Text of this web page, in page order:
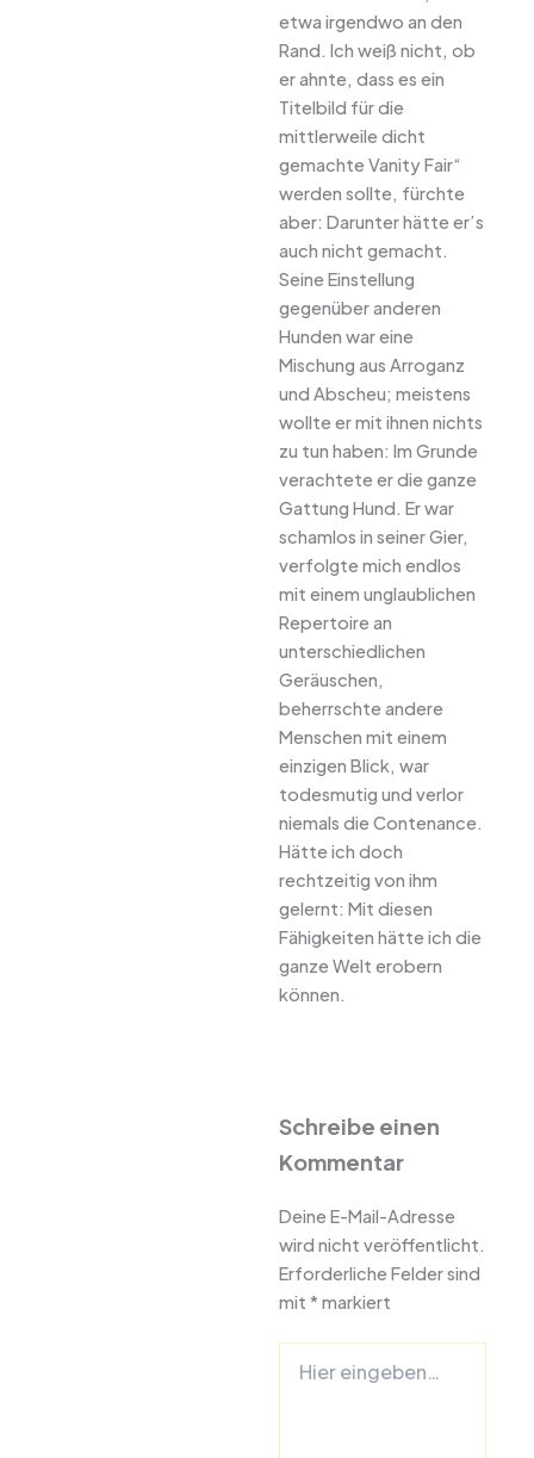
etwa irgendwo an den
Rand. Ich weiß nicht, ob
er ahnte, dass es ein
Titelbild für die
mittlerweile dicht
gemachte Vanity Fair“
werden sollte, fürchte
aber: Darunter hätte er’s
auch nicht gemacht.
Seine Einstellung
gegenüber anderen
Hunden war eine
Mischung aus Arroganz
und Abscheu; meistens
wollte er mit ihnen nichts
zu tun haben: Im Grunde
verachtete er die ganze
Gattung Hund. Er war
schamlos in seiner Gier,
verfolgte mich endlos
mit einem unglaublichen
Repertoire an
unterschiedlichen
Geräuschen,
beherrschte andere
Menschen mit einem
einzigen Blick, war
todesmutig und verlor
niemals die Contenance.
Hätte ich doch
rechtzeitig von ihm
gelernt: Mit diesen
Fähigkeiten hätte ich die
ganze Welt erobern
können.
Schreibe einen
Kommentar
Deine E-Mail-Adresse
wird nicht veröffentlicht.
Erforderliche Felder sind
mit * markiert
eingeben…